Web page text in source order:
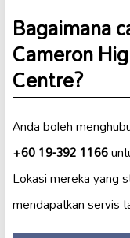
Bagaimana
Cameron
Centre?
Anda boleh
+60 19-392 1166
Lokasi mereka yang
mendapatkan servis